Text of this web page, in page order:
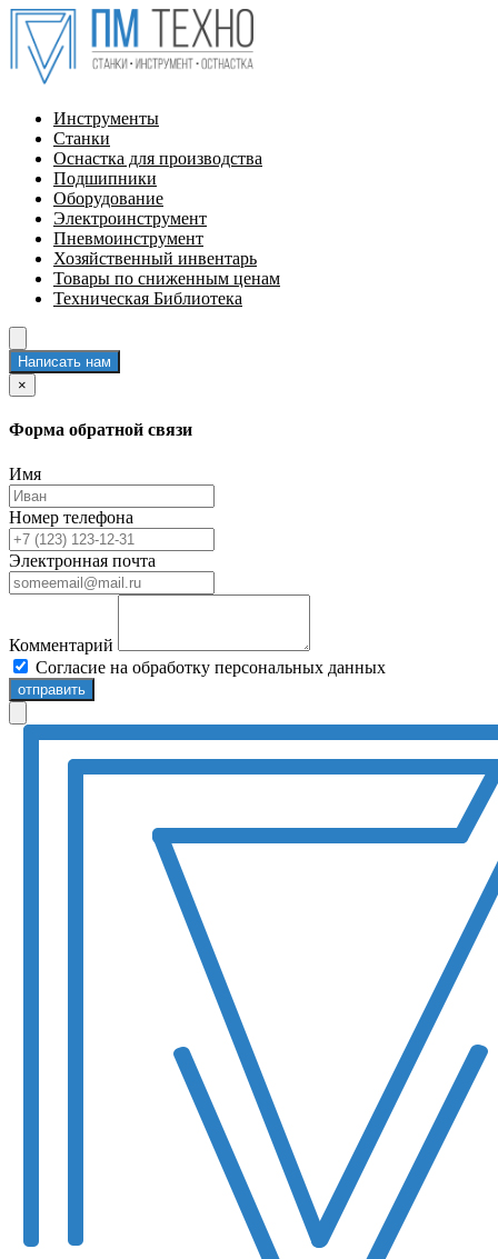
Инструменты
Станки
Оснастка для производства
Подшипники
Оборудование
Электроинструмент
Пневмоинструмент
Хозяйственный инвентарь
Товары по сниженным ценам
Техническая Библиотека
Написать нам
×
Форма обратной связи
Имя
Номер телефона
Электронная почта
Комментарий
Согласие на обработку персональных данных
отправить